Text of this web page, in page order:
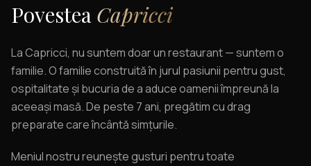
Povestea Capricci
La Capricci, nu suntem doar un restaurant — suntem o
familie. O familie construită în jurul pasiunii pentru gust,
ospitalitate și bucuria de a aduce oamenii împreună la
aceeași masă. De peste 7 ani, pregătim cu drag
preparate care încântă simțurile.
Meniul nostru reunește gusturi pentru toate